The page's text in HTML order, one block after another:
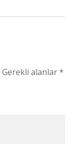
Gerekli alanlar*